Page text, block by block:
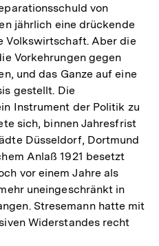
von
jährlich eine drückende
Volkswirtschaft. Aber die
Vorkehrungen gegen
und das Ganze auf eine
gestellt. Die
Instrument der Politik zu
sich, binnen Jahresfrist
Düsseldorf, Dortmund
Anlaß 1921 besetzt
vor einem Jahre als
uneingeschränkt in
Stresemann hatte mit
Widerstandes recht